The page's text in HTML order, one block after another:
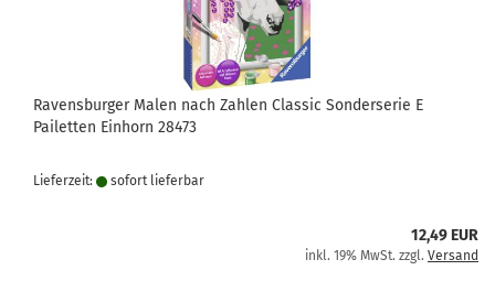
Ravensburger Malen nach Zahlen Classic Sonderserie E
Pailetten Einhorn 28473
Lieferzeit: sofort lie­fer­bar
12,49 EUR
inkl. 19% MwSt. zzgl. Versand